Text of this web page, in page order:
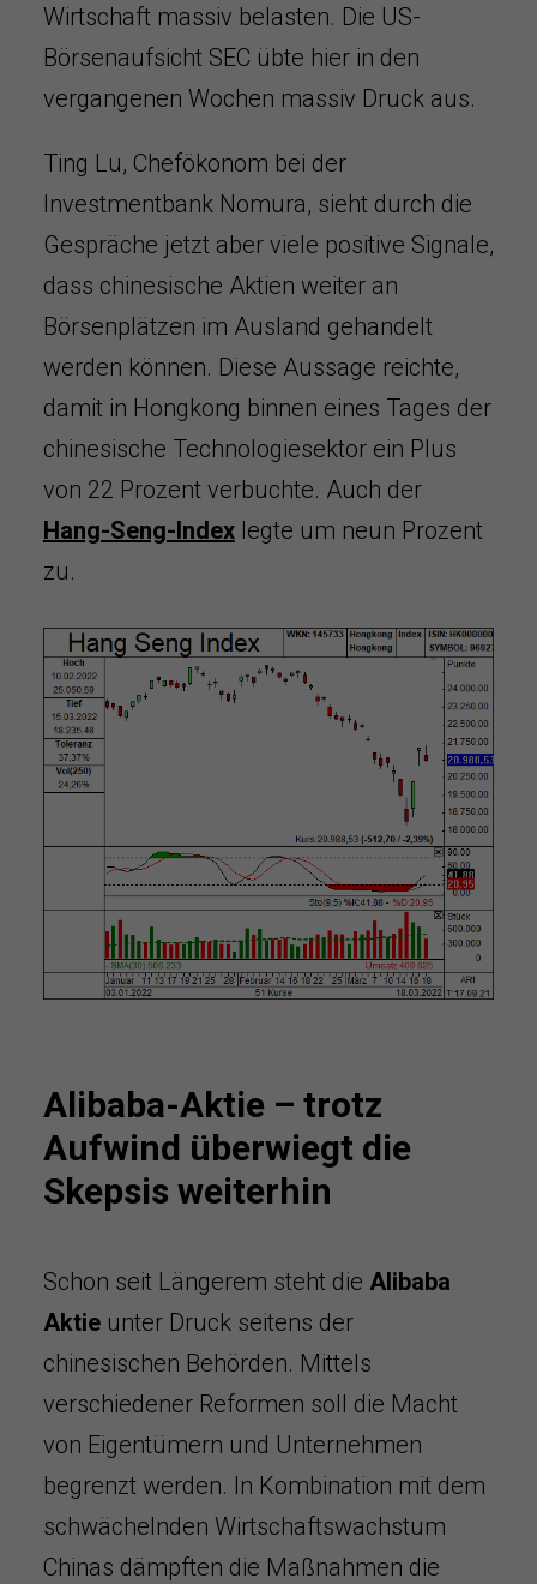
Wirtschaft massiv belasten. Die US-
Börsenaufsicht SEC übte hier in den
vergangenen Wochen massiv Druck aus.
Ting Lu, Chefökonom bei der
Investmentbank Nomura, sieht durch die
Gespräche jetzt aber viele positive Signale,
dass chinesische Aktien weiter an
Börsenplätzen im Ausland gehandelt
werden können. Diese Aussage reichte,
damit in Hongkong binnen eines Tages der
chinesische Technologiesektor ein Plus
von 22 Prozent verbuchte. Auch der
Hang-Seng-Indexlegte um neun Prozent
zu.
Alibaba-Aktie – trotz
Aufwind überwiegt die
Skepsis weiterhin
Schon seit Längerem steht die Alibaba
Aktieunter Druck seitens der
chinesischen Behörden. Mittels
verschiedener Reformen soll die Macht
von Eigentümern und Unternehmen
begrenzt werden. In Kombination mit dem
schwächelnden Wirtschaftswachstum
Chinas dämpften die Maßnahmen die